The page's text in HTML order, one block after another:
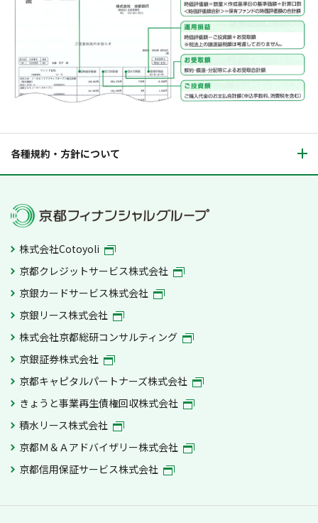
各種規約・方針について
株式会社Cotoyoli
京都クレジットサービス株式会社
京銀カードサービス株式会社
京銀リース株式会社
株式会社京都総研コンサルティング
京銀証券株式会社
京都キャピタルパートナーズ株式会社
きょうと事業再生債権回収株式会社
積水リース株式会社
京都Ｍ＆Ａアドバイザリー株式会社
京都信用保証サービス株式会社